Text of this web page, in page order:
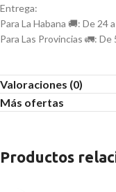
Entrega:
Para La Habana 🚚: De 24
Para Las Provincias 🚛: De
Valoraciones (0)
Más ofertas
Productos